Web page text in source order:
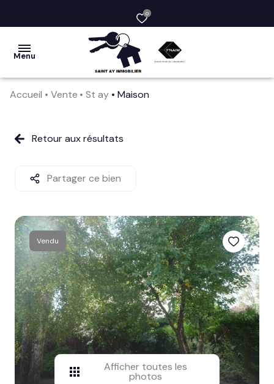
0
Menu
vendre
société
services
avis
clients
contact
Accueil Vente St ay Maison
Retour aux résultats
Partager ce bien
Vendu
Afficher toutes les
photos